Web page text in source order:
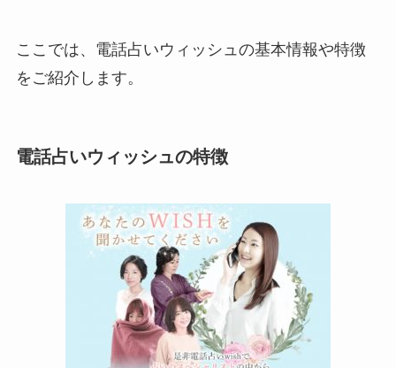
ここでは、電話占いウィッシュの基本情報や特徴
をご紹介します。
電話占いウィッシュの特徴